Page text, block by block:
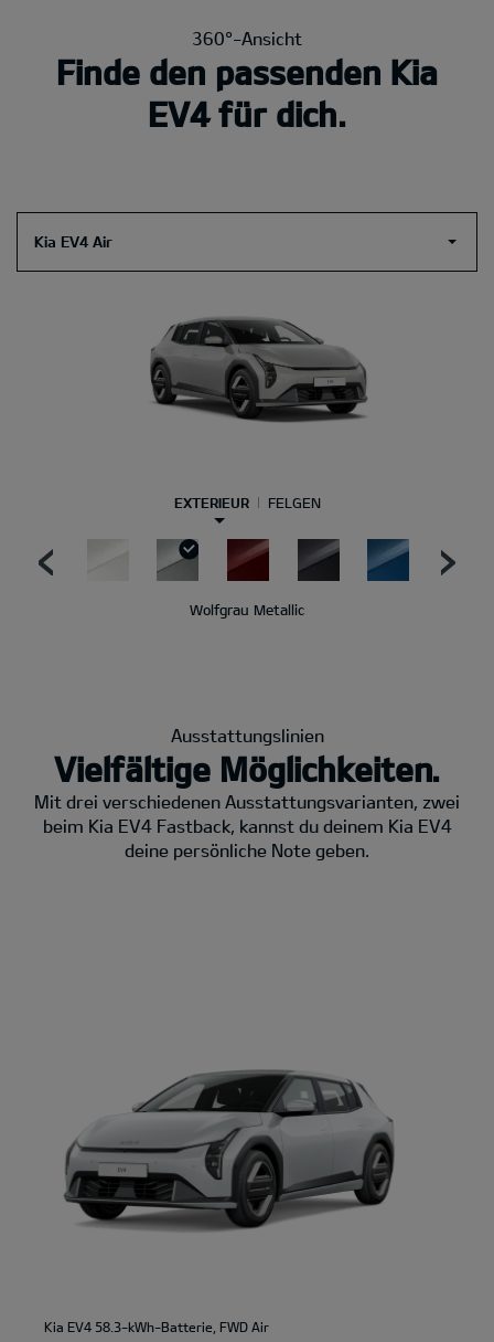
360°-Ansicht
Finde den passenden Kia
EV4 für dich.
Kia EV4 Air
EXTERIEUR FELGEN
Wolfgrau Metallic
Ausstattungslinien
Vielfältige Möglichkeiten.
Mit drei verschiedenen Ausstattungsvarianten, zwei
beim Kia EV4 Fastback, kannst du deinem Kia EV4
deine persönliche Note geben.
Kia EV4 58.3-kWh-Batterie, FWD Air